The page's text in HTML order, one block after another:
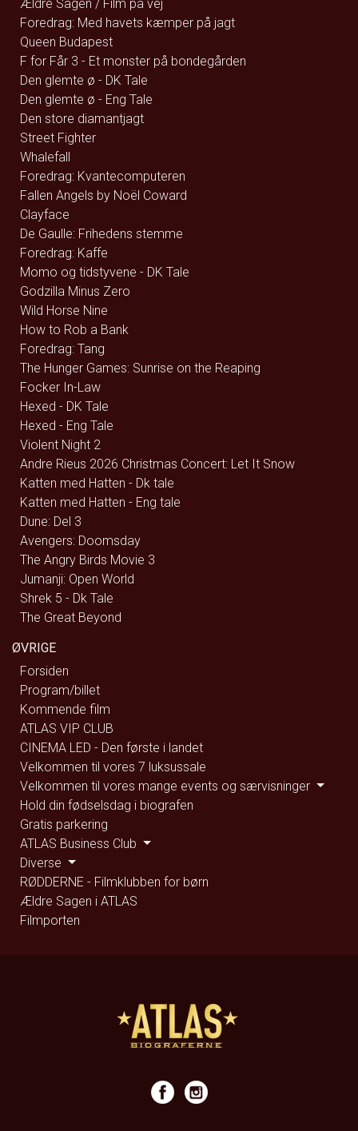
Ældre Sagen / Film på vej
Foredrag: Med havets kæmper på jagt
Queen Budapest
F for Får 3 - Et monster på bondegården
Den glemte ø - DK Tale
Den glemte ø - Eng Tale
Den store diamantjagt
Street Fighter
Whalefall
Foredrag: Kvantecomputeren
Fallen Angels by Noël Coward
Clayface
De Gaulle: Frihedens stemme
Foredrag: Kaffe
Momo og tidstyvene - DK Tale
Godzilla Minus Zero
Wild Horse Nine
How to Rob a Bank
Foredrag: Tang
The Hunger Games: Sunrise on the Reaping
Focker In-Law
Hexed - DK Tale
Hexed - Eng Tale
Violent Night 2
Andre Rieus 2026 Christmas Concert: Let It Snow
Katten med Hatten - Dk tale
Katten med Hatten - Eng tale
Dune: Del 3
Avengers: Doomsday
The Angry Birds Movie 3
Jumanji: Open World
Shrek 5 - Dk Tale
The Great Beyond
ØVRIGE
Forsiden
Program/billet
Kommende film
ATLAS VIP CLUB
CINEMA LED - Den første i landet
Velkommen til vores 7 luksussale
Velkommen til vores mange events og særvisninger
Hold din fødselsdag i biografen
Gratis parkering
ATLAS Business Club
Diverse
RØDDERNE - Filmklubben for børn
Ældre Sagen i ATLAS
Filmporten